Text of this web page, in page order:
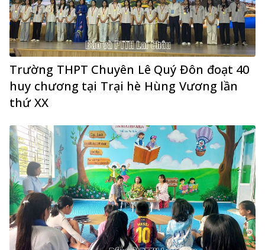
Trường THPT Chuyên Lê Quý Đôn đoạt 40
huy chương tại Trại hè Hùng Vương lần
thứ XX